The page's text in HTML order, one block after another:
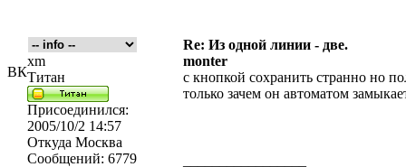
ВК
Re: Из одной линии - две.
xm
Титан
Присоединился:
2005/10/2 14:57
Откуда Москва
Сообщений: 6779
monter
с кнопкой сохранить странно но
только зачем он автоматом